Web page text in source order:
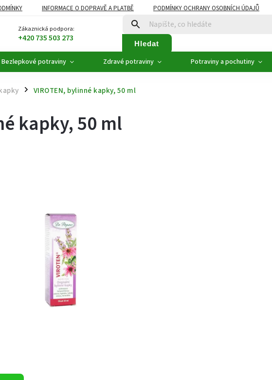
INFORMACE O DOPRAVĚ A PLATBĚ PODMÍNKY OCHRANY OSOBNÍCH ÚDAJŮ
ZDRAVÉ POTRAVINY NOVINKY AKCE, SLEVY
Zákaznická podpora:
+420 735 503 273 Hledat
Bezlepkové potraviny Zdravé potraviny Potraviny a pochutiny
/ VIROTEN, bylinné kapky, 50 ml
kapky, 50 ml